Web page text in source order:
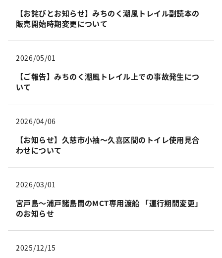
【お詫びとお知らせ】みちのく潮風トレイル副読本の
販売開始時期変更について
2026/05/01
【ご報告】みちのく潮風トレイル上での事故発生につ
いて
2026/04/06
【お知らせ】久慈市小袖～久喜区間のトイレ使用見合
わせについて
2026/03/01
宮戸島〜浦戸諸島間のMCT専用渡船 「運行期間変更」
のお知らせ
2025/12/15